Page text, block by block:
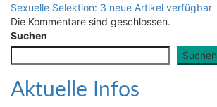
Sexuelle Selektion: 3 neue Artikel verfügbar
Die Kommentare sind geschlossen.
Suchen
Suchen
Aktuelle Infos